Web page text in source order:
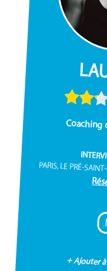
Coaching
PARIS, LE PRÉ-
I
+ Ajouter